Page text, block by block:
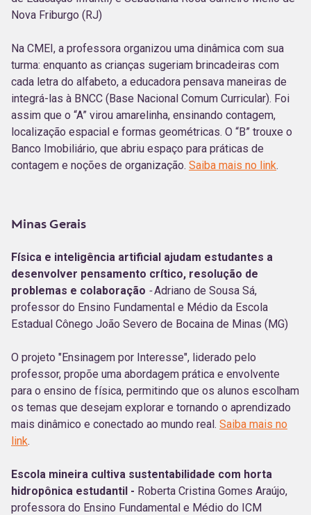
Nova Friburgo (RJ)
Na CMEI, a professora organizou uma dinâmica com sua
turma: enquanto as crianças sugeriam brincadeiras com
cada letra do alfabeto, a educadora pensava maneiras de
integrá-las à BNCC (Base Nacional Comum Curricular). Foi
assim que o “A” virou amarelinha, ensinando contagem,
localização espacial e formas geométricas. O “B” trouxe o
Banco Imobiliário, que abriu espaço para práticas de
contagem e noções de organização. Saiba mais no link.
Minas Gerais
Física e inteligência artificial ajudam estudantes a
desenvolver pensamento crítico, resolução de
problemas e colaboração -Adriano de Sousa Sá,
professor do Ensino Fundamental e Médio da Escola
Estadual Cônego João Severo de Bocaina de Minas (MG)
O projeto "Ensinagem por Interesse", liderado pelo
professor, propõe uma abordagem prática e envolvente
para o ensino de física, permitindo que os alunos escolham
os temas que desejam explorar e tornando o aprendizado
mais dinâmico e conectado ao mundo real. Saiba mais no
link.
Escola mineira cultiva sustentabilidade com horta
hidropônica estudantil - Roberta Cristina Gomes Araújo,
professora do Ensino Fundamental e Médio do ICM